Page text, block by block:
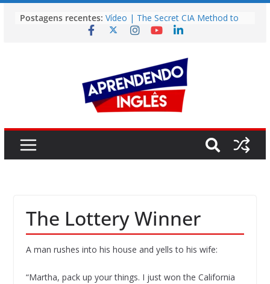
para
Postagens recentes: Vídeo | The Secret CIA Method to
Learn Any Language in 11 Days
Vídeo | Do imaginary friends make
you smarter?
Story | Brasília: The City That Rose
from the Wilderness
Easy English Song | Somewhere
Over the Rainbow (Israel
The Lottery Winner
A man rushes into his house and yells to his wife:
“Martha, pack up your things. I just won the California